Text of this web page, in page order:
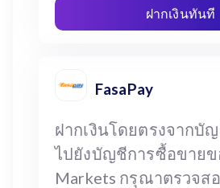
ฝากเงินทันที
FasaPay
ฝากเงินโดยตรงจากบัญ
ไปยังบัญชีการซื้อขายข
Markets กรุณาตรวจส